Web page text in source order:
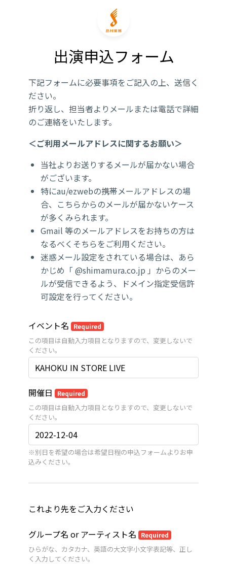
出演申込フォーム
下記フォームに必要事項をご記入の上、送信く
ださい。
折り返し、担当者よりメールまたは電話で詳細
のご連絡をいたします。
＜ご利用メールアドレスに関するお願い＞
当社よりお送りするメールが届かない場合
がございます。
特にau/ezwebの携帯メールアドレスの場
合、こちらからのメールが届かないケース
が多くみられます。
Gmail 等のメールアドレスをお持ちの方は
なるべくそちらをご利用ください。
迷惑メール設定をされている場合は、あら
かじめ「 @shimamura.co.jp 」からのメー
ルが受信できるよう、ドメイン指定受信許
可設定を行ってください。
イベント名 Required
この項目は自動入力項目となりますので、変更しないで
ください。
開催日 Required
この項目は自動入力項目となりますので、変更しないで
ください。
※別日を希望の場合は希望日程の申込フォームよりお申
込みください。
これより先をご入力ください
グループ名 or アーティスト名 Required
ひらがな、カタカナ、英語の大文字小文字表記等、正し
く入力してください。